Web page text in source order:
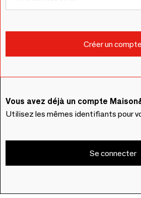
Vous avez déjà un compte
Utilisez les mêmes identifiants pour
Se connecter